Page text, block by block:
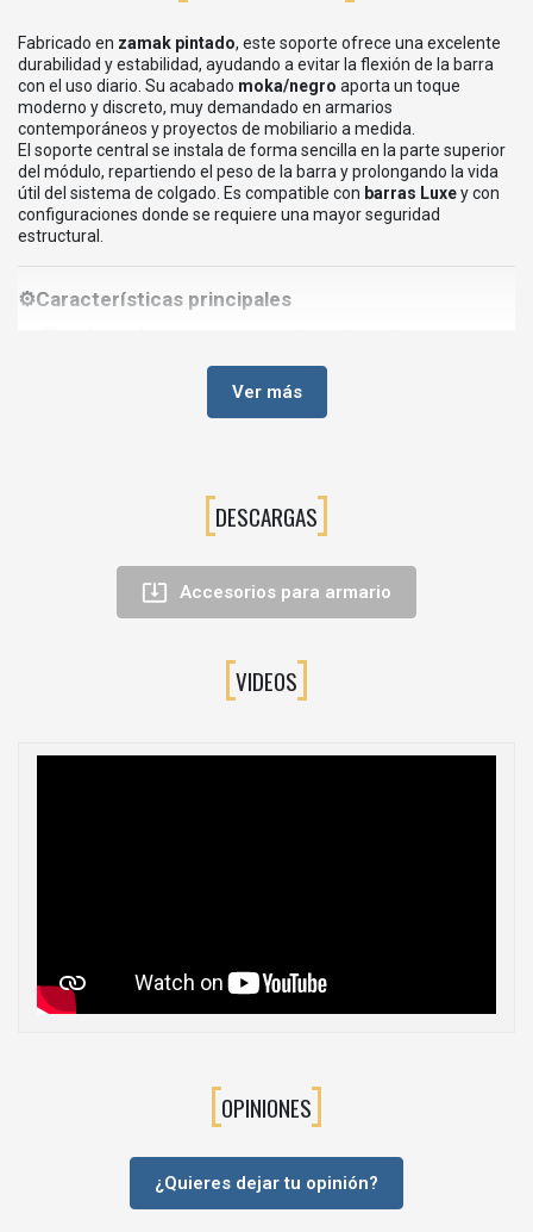
Fabricado en zamak pintado, este soporte ofrece una excelente
durabilidad y estabilidad, ayudando a evitar la flexión de la barra
con el uso diario. Su acabado moka/negro aporta un toque
moderno y discreto, muy demandado en armarios
contemporáneos y proyectos de mobiliario a medida.
El soporte central se instala de forma sencilla en la parte superior
del módulo, repartiendo el peso de la barra y prolongando la vida
útil del sistema de colgado. Es compatible con barras Luxey con
configuraciones donde se requiere una mayor seguridad
estructural.
⚙️Características principales
Refuerza barras de colgar largas
Montaje sencillo y estable
💡Ventajas para el usuario
Aporta mayor seguridad en armarios con carga elevada
Proyectos de carpintería interior y reformas
punto central de la barra
Imprescindible en barras largas o con uso intensivo
Ver más
DESCARGAS
 Accesorios para armario
VIDEOS
OPINIONES
¿Quieres dejar tu opinión?